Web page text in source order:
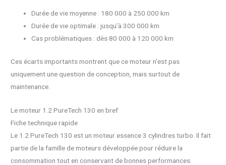
Durée de vie moyenne : 180 000 à 250 000 km
Durée de vie optimale : jusqu’à 300 000 km
Cas problématiques : dès 80 000 à 120 000 km
Ces écarts importants montrent que ce moteur n’est pas
uniquement une question de conception, mais surtout de
maintenance.
Le moteur 1.2 PureTech 130 en bref
Fiche technique rapide
Le 1.2 PureTech 130 est un moteur essence 3 cylindres turbo. Il fait
partie de la famille de moteurs développée pour réduire la
consommation tout en conservant de bonnes performances.